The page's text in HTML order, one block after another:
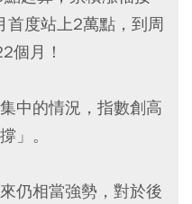
度站上2萬點，到周
個月！
中的情況，指數創高
」。
仍相當強勢，對於後